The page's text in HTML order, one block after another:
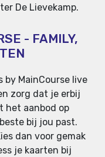
De Lievekamp.
- FAMILY,
by MainCourse live
zorg dat je erbij
het aanbod op
bij jou past.
dan voor gemak
je kaarten bij